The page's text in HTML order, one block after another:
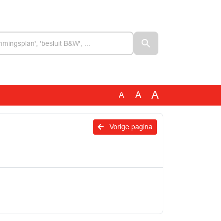
A A A
Vorige pagina